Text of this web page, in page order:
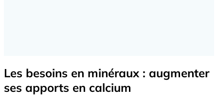
Les besoins en minéraux : augmenter
ses apports en calcium